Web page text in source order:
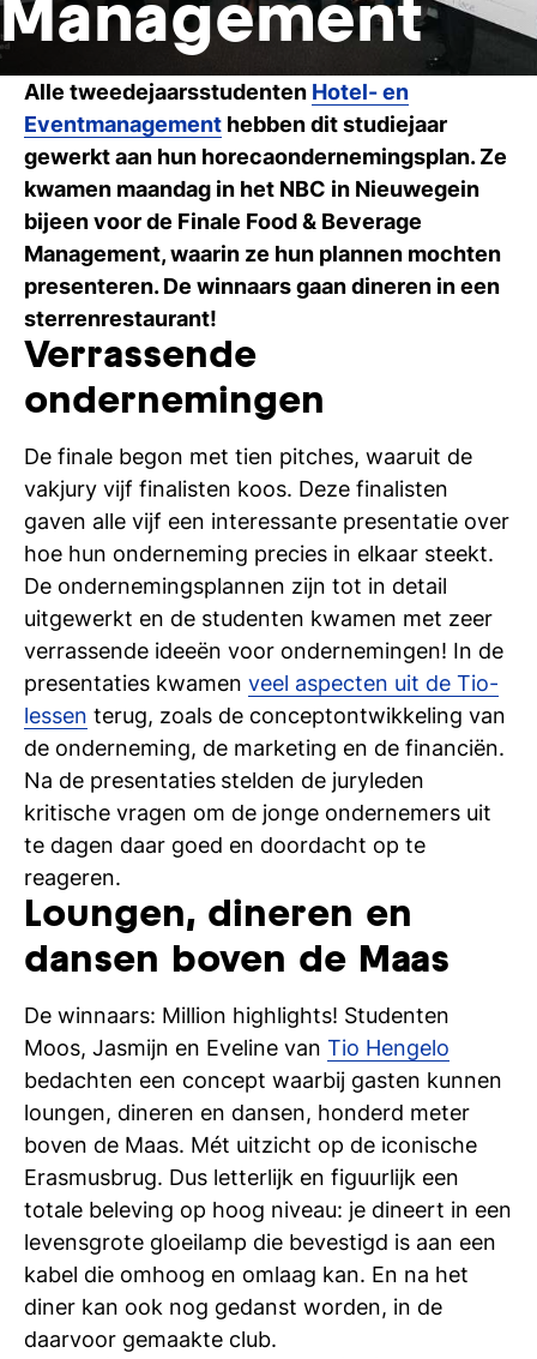
Management
Alle tweedejaarsstudenten Hotel- en
Eventmanagement hebben dit studiejaar
gewerkt aan hun horecaondernemingsplan. Ze
kwamen maandag in het NBC in Nieuwegein
bijeen voor de Finale Food & Beverage
Management, waarin ze hun plannen mochten
presenteren. De winnaars gaan dineren in een
sterrenrestaurant!
Verrassende
ondernemingen
De finale begon met tien pitches, waaruit de
vakjury vijf finalisten koos. Deze finalisten
gaven alle vijf een interessante presentatie over
hoe hun onderneming precies in elkaar steekt.
De ondernemingsplannen zijn tot in detail
uitgewerkt en de studenten kwamen met zeer
verrassende ideeën voor ondernemingen! In de
presentaties kwamen veel aspecten uit de Tio-
lessen terug, zoals de conceptontwikkeling van
de onderneming, de marketing en de financiën.
Na de presentaties stelden de juryleden
kritische vragen om de jonge ondernemers uit
te dagen daar goed en doordacht op te
reageren.
Loungen, dineren en
dansen boven de Maas
De winnaars: Million highlights! Studenten
Moos, Jasmijn en Eveline van Tio Hengelo
bedachten een concept waarbij gasten kunnen
loungen, dineren en dansen, honderd meter
boven de Maas. Mét uitzicht op de iconische
Erasmusbrug. Dus letterlijk en figuurlijk een
totale beleving op hoog niveau: je dineert in een
levensgrote gloeilamp die bevestigd is aan een
kabel die omhoog en omlaag kan. En na het
diner kan ook nog gedanst worden, in de
daarvoor gemaakte club.